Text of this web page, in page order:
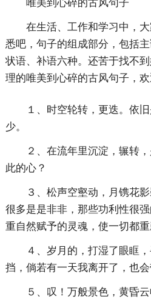
唯美到心碎的古风句子
在生活、工作和学习中，
悉吧，句子的组成部分，包括
状语、补语六种。还苦于找不
理的唯美到心碎的古风句子，欢
１、时空轮转，更迭。依
少。
２、在流年里沉淀，辗转
此的心？
３、松声空壑动，月镌花
很多是是非非，那些功利性很
重自然赋予的灵魂，使一切都重
４、岁月的，打湿了眼眶
挡，倘若有一天我离开了，也会
５、叹！万般景色，黄昏